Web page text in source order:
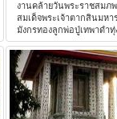
งานคล้ายวันพระราชสมภ
สมเด็จพระเจ้าตากสินมหา
มังกรทองลูกพ่อปู่เทพาดำทุ่